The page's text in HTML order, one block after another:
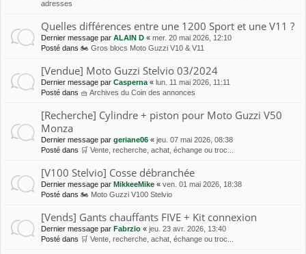
adresses
Quelles différences entre une 1200 Sport et une V11 ?
Dernier message par ALAIN D « mer. 20 mai 2026, 12:10
Posté dans 🏍 Gros blocs Moto Guzzi V10 & V11
[Vendue] Moto Guzzi Stelvio 03/2024
Dernier message par Casperna « lun. 11 mai 2026, 11:11
Posté dans 🧺 Archives du Coin des annonces
[Recherche] Cylindre + piston pour Moto Guzzi V50
Monza
Dernier message par geriane06 « jeu. 07 mai 2026, 08:38
Posté dans 🛒 Vente, recherche, achat, échange ou troc...
[V100 Stelvio] Cosse débranchée
Dernier message par MikkeeMike « ven. 01 mai 2026, 18:38
Posté dans 🏍 Moto Guzzi V100 Stelvio
[Vends] Gants chauffants FIVE + Kit connexion
Dernier message par Fabrzio « jeu. 23 avr. 2026, 13:40
Posté dans 🛒 Vente, recherche, achat, échange ou troc...